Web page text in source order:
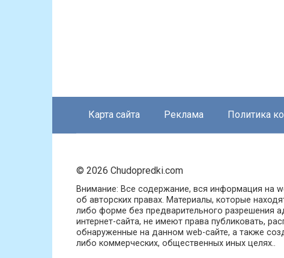
Карта сайта Реклама Политика
© 2026 Chudopredki.com
Внимание: Все содержание, вся информация на
об авторских правах. Материалы, которые
либо форме без предварительного разрешения
интернет-сайта, не имеют права публиковать,
обнаруженные на данном web-сайте, а также
либо коммерческих, общественных иных целях..